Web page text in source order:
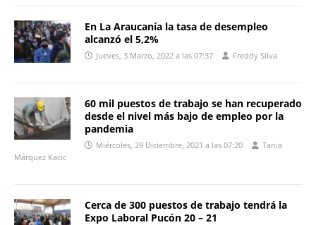
En La Araucanía la tasa de desempleo
alcanzó el 5,2%
Jueves, 3 Marzo, 2022 a las 07:37 Freddy Silva
60 mil puestos de trabajo se han recuperado
desde el nivel más bajo de empleo por la
pandemia
Miércoles, 29 Diciembre, 2021 a las 07:20
Tania
Márquez Kacic
Cerca de 300 puestos de trabajo tendrá la
Expo Laboral Pucón 20 – 21